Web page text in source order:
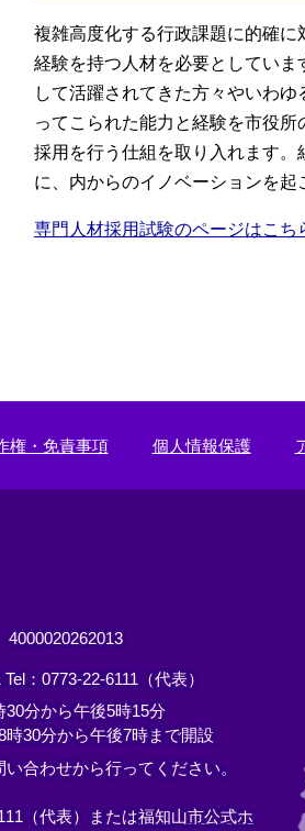
複雑高度化する行政課題に的確
経験を持つ人材を必要としてい
して活躍されてきた方々やいわ
ってこられた能力と経験を市役
採用を行う仕組を取り入れます
に、内からのイノベーションを起
専門人材採用試験のページはこち
権・免責事項 個人情報保護
Tel：0773-22-6111（代表）
分から午後5時15分
30分から午後7時まで開設
合わせから行ってください。
（代表）または福知山市公式ホ